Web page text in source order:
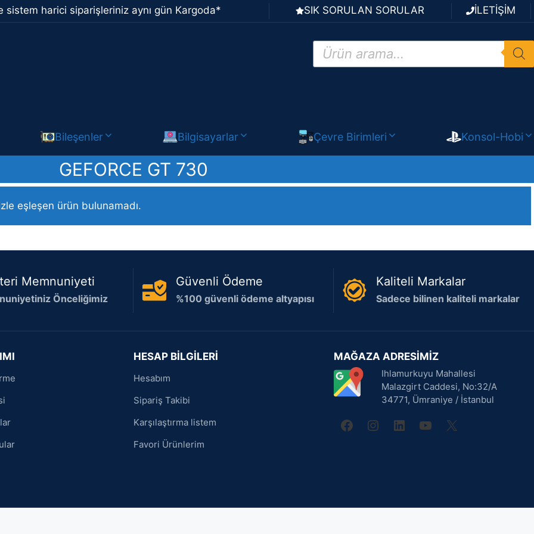
harici siparişleriniz aynı gün Kargoda* SIK SORULAN SORULAR İLETİŞİM
Products
search
Bileşenler Bilgisayarlar Çevre Birimleri Konsol-Hobi
GEFORCE GT 730
eşleşen ürün bulunamadı.
Memnuniyeti
Önceliğimiz
Güvenli Ödeme
%100 güvenli ödeme altyapısı
Kaliteli Markalar
Sadece bilinen kaliteli markalar
HESAP BİLGİLERİ
Hesabım
Sipariş Takibi
Karşılaştırma listem
Favori Ürünlerim
MAĞAZA ADRESİMİZ
Ihlamurkuyu Mahallesi
Malazgirt Caddesi, No:32/A
34771, Ümraniye / İstanbul
facebook
instagram
linkedinyoutube
X